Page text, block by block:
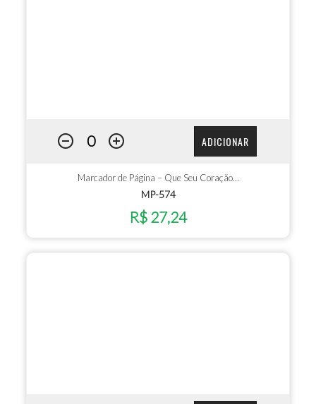
ADICIONAR
Marcador de Página – Que Seu Coração…
MP-574
R$ 27,24